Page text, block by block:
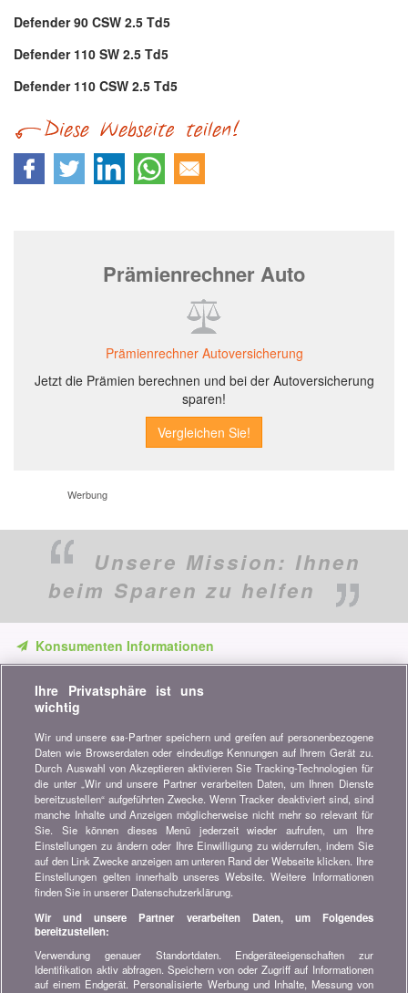
Defender 90 CSW 2.5 Td5
Defender 110 SW 2.5 Td5
Defender 110 CSW 2.5 Td5
Prämienrechner Auto
Prämienrechner Autoversicherung
Jetzt die Prämien berechnen und bei der Autoversicherung
sparen!
Werbung
Unsere Mission: Ihnen
beim Sparen zu helfen
Konsumenten Informationen
unsere Vergleiche, Ratschläge und Tipps in den Bereichen
Versicherung, Finanzen, Konsumgüter und vieles mehr...
Newsletter bestellen
Treten Sie unserer Community bei
Bleiben Sie auf dem neuesten Stand, finden Sie alle Ratschläge
und Tipps zum Sparen auf:
Wissenswertes über bonus.ch
Wer ist bonus.ch? Wie funktionieren die Vergleiche?
Presseanfragen, Partnerschaften, Werbung...
Ihre Privatsphäre ist uns
wichtig
Wir und unsere 638-Partner speichern und greifen auf personenbezogene
Daten wie Browserdaten oder eindeutige Kennungen auf Ihrem Gerät zu.
Durch Auswahl von Akzeptieren aktivieren Sie Tracking-Technologien für
die unter „Wir und unsere Partner verarbeiten Daten, um Ihnen Dienste
bereitzustellen“ aufgeführten Zwecke. Wenn Tracker deaktiviert sind, sind
manche Inhalte und Anzeigen möglicherweise nicht mehr so relevant für
Sie. Sie können dieses Menü jederzeit wieder aufrufen, um Ihre
Einstellungen zu ändern oder Ihre Einwilligung zu widerrufen, indem Sie
auf den Link Zwecke anzeigen am unteren Rand der Webseite klicken. Ihre
Einstellungen gelten innerhalb unseres Website. Weitere Informationen
finden Sie in unserer Datenschutzerklärung.
Wir und unsere Partner verarbeiten Daten, um Folgendes
bereitzustellen:
Verwendung genauer Standortdaten. Endgeräteeigenschaften zur
Identifikation aktiv abfragen. Speichern von oder Zugriff auf Informationen
auf einem Endgerät. Personalisierte Werbung und Inhalte, Messung von